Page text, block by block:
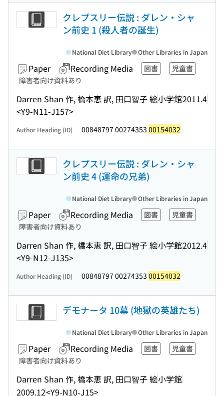
クレプスリー伝説 : ダレン・シャ
ン前史 1 (殺人者の誕生)
Paper Recording Media 図書
児童書
障害者向け資料あり
Darren Shan 作, 橋本恵 訳, 田口智子 絵小学館2011.4
<Y9-N11-J157>
National Diet Library Other Libraries in Japan
Author Heading (ID) 00848797 00274353 00154032
クレプスリー伝説 : ダレン・シャ
ン前史 4 (運命の兄弟)
Paper Recording Media 図書
児童書
障害者向け資料あり
Darren Shan 作, 橋本恵 訳, 田口智子 絵小学館2012.4
<Y9-N12-J135>
National Diet Library Other Libraries in Japan
Author Heading (ID) 00848797 00274353 00154032
デモナータ 10幕 (地獄の英雄たち)
Paper Recording Media 図書
児童書
障害者向け資料あり
Darren Shan 作, 橋本恵 訳, 田口智子 絵小学館
2009.12<Y9-N10-J15>
National Diet Library Other Libraries in Japan